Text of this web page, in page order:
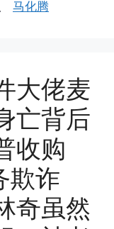
马化腾
大佬麦
亡背后
收购
欺诈
奇虽然